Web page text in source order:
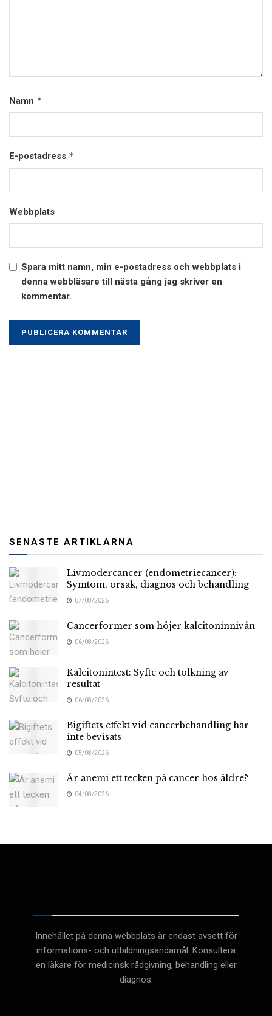
Namn *
E-postadress *
Webbplats
Spara mitt namn, min e-postadress och webbplats i
denna webbläsare till nästa gång jag skriver en
kommentar.
SENASTE ARTIKLARNA
Livmodercancer (endometriecancer):
Symtom, orsak, diagnos och behandling
07/08/2026
Cancerformer som höjer kalcitoninnivån
06/08/2026
Kalcitonintest: Syfte och tolkning av
resultat
06/08/2026
Bigiftets effekt vid cancerbehandling har
inte bevisats
05/08/2026
Är anemi ett tecken på cancer hos äldre?
04/08/2026
Innehållet på denna webbplats är endast avsett för
informations- och utbildningsändamål. Konsultera
en läkare för medicinsk rådgivning, behandling eller
diagnos.